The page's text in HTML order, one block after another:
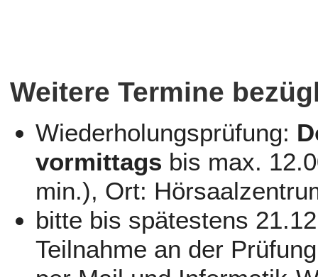
Weitere Termine
Wiederholungsprüfung:
vormittags bis max.
min.), Ort:
bitte bis spätestens
Teilnahme an der